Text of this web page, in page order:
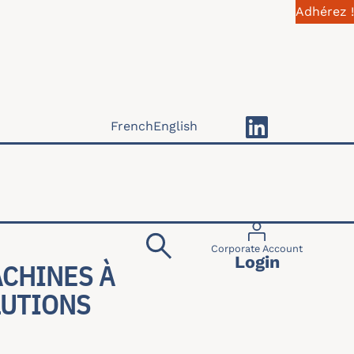
Adhérez !
Menu du
Corporate Account
Login
FrenchEnglish
À